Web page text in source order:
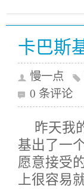
卡巴斯
慢一点
0 条评论
昨天我
基出了一
愿意接受
上很容易